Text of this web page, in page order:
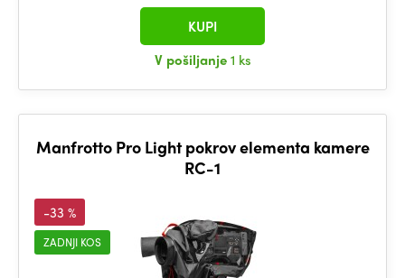
V pošiljanje1 ks
KUPI
Manfrotto Pro Light pokrov elementa kamere
RC-1
-33 %
ZADNJI KOS